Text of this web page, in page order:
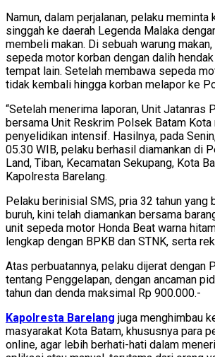
Namun, dalam perjalanan, pelaku meminta
singgah ke daerah Legenda Malaka
membeli makan. Di sebuah warung
sepeda motor korban dengan dalih
tempat lain. Setelah membawa sepeda
tidak kembali hingga korban melapor ke
“Setelah menerima laporan, Unit Jatanras
bersama Unit Reskrim Polsek Batam Kota
penyelidikan intensif. Hasilnya, pada
05.30 WIB, pelaku berhasil diamankan di
Land, Tiban, Kecamatan Sekupang, Kota
Kapolresta Barelang.
Pelaku berinisial SMS, pria 32 tahun
buruh, kini telah diamankan bersama
unit sepeda motor Honda Beat warna
lengkap dengan BPKB dan STNK, serta
Atas perbuatannya, pelaku dijerat dengan
tentang Penggelapan, dengan ancaman
tahun dan denda maksimal Rp 900.000.-
Kapolresta Barelang juga menghimbau
masyarakat Kota Batam, khususnya para
online, agar lebih berhati-hati dalam